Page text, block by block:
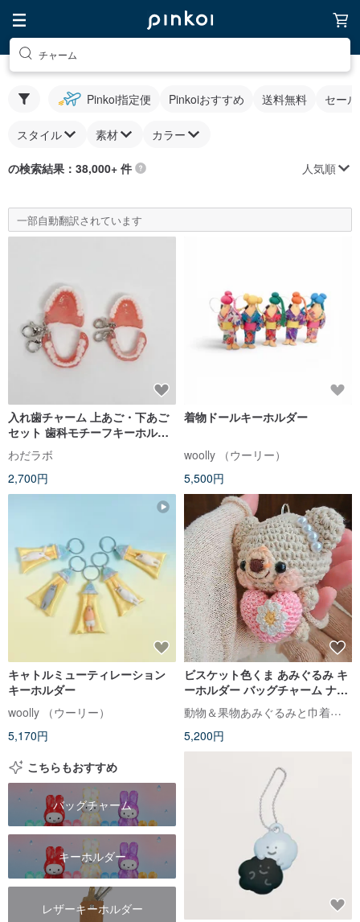
チャーム
Pinkoi指定便 Pinkoiおすすめ 送料無料 セー
スタイル 素材 カラー
の検索結果：38,000+ 件 人気順
一部自動翻訳されています
入れ歯チャーム 上あご・下あご
セット 歯科モチーフキーホルダ
ー
わだラボ
2,700円
着物ドールキーホルダー
woolly （ウーリー）
5,500円
キャトルミューティレーション
キーホルダー
woolly （ウーリー）
5,170円
ビスケット色くま あみぐるみ キ
ーホルダー バッグチャーム ナチ
ュラルカラー 赤ハート
動物＆果物あみぐるみと巾着のお店
5,200円
こちらもおすすめ
バッグチャーム
キーホルダー
レザーキーホルダー